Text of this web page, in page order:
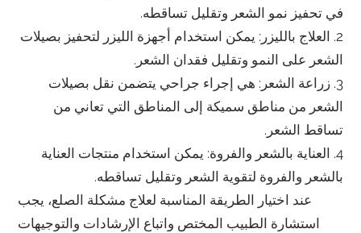
في تحفيز نمو الشعر وتقليل تساقطه.
2. العلاج بالليزر: يمكن استخدام أجهزة الليزر لتحفيز بصيلات
الشعر على النمو وتقليل فقدان الشعر.
3. زراعة الشعر: هي إجراء جراحي يتضمن نقل بصيلات
الشعر من مناطق سميكة إلى المناطق التي تعاني من
تساقط الشعر.
4. العناية بالشعر والفروة: يمكن استخدام منتجات العناية
بالشعر والفروة لتقوية الشعر وتقليل تساقطه.
عند اختيار الطريقة المناسبة لعلاج مشكلة الصلع، يجب
استشارة الطبيب المختص واتباع الإرشادات والتوجيهات